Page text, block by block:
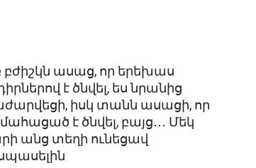
բժիշկն ասաց, որ երեխաս
է ծնվել, ես նրանից
իսկ տանն ասացի, որ
է ծնվել, բայց․․․ Մեկ
անց տեղի ունեցավ